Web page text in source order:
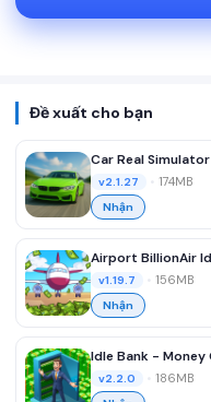
Đề xuất cho bạn
Car Real Simulator
v2.1.27 174MB
Nhận
v1.19.7 156MB
Nhận
v2.2.0 186MB